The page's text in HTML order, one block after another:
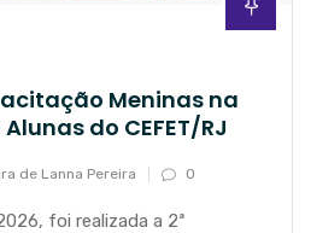
Meninas na
do CEFET/RJ
de Lanna Pereira 0
foi realizada a 2ª